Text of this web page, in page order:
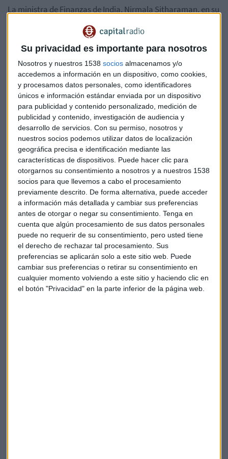
Su privacidad es importante para nosotros
Nosotros y nuestros 1538 socios almacenamos y/o
accedemos a información en un dispositivo, como cookies,
y procesamos datos personales, como identificadores
únicos e información estándar enviada por un dispositivo
para publicidad y contenido personalizado, medición de
publicidad y contenido, investigación de audiencia y
desarrollo de servicios. Con su permiso, nosotros y
nuestros socios podemos utilizar datos de localización
geográfica precisa e identificación mediante las
características de dispositivos. Puede hacer clic para
otorgarnos su consentimiento a nosotros y a nuestros 1538
socios para que llevemos a cabo el procesamiento
previamente descrito. De forma alternativa, puede acceder
a información más detallada y cambiar sus preferencias
antes de otorgar o negar su consentimiento. Tenga en
cuenta que algún procesamiento de sus datos personales
puede no requerir de su consentimiento, pero usted tiene
el derecho de rechazar tal procesamiento. Sus
preferencias se aplicarán solo a este sitio web. Puede
cambiar sus preferencias o retirar su consentimiento en
cualquier momento volviendo a este sitio y haciendo clic en
el botón "Privacidad" en la parte inferior de la página web.
La ministra de Finanzas de India, Nirmala Sitharaman, en su
registrado un considerable aumento en las transacciones
con criptomonedas:
“La magnitud y frecuencia de estas
transacciones han hecho imperativo
prever un régimen tributario específico,
[…] En consecuencia, para la
tributación de los activos digitales
virtuales, propongo establecer que
cualquier ingreso proveniente de la
transferencia de cualquier activo digital
virtual se gravará a una tasa del 30%”.
Al mismo tiempo, Sitharaman expresó
que no habría deducciones con respecto
a ningún gasto ni asignación permitida
al calcular dichos ingresos, excepto el
costo de adquisición.
Otro elemento a destacar es que las